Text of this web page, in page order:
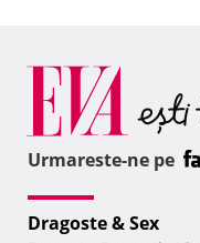
Urmareste-ne pe
Dragoste & Sex